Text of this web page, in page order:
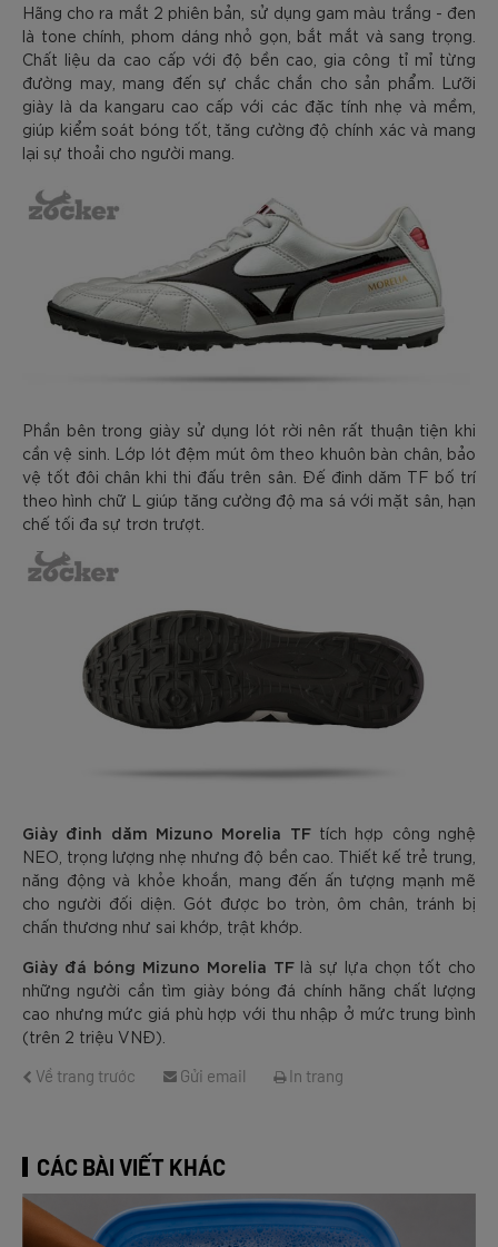
Hãng cho ra mắt 2 phiên bản, sử dụng gam màu trắng - đen
là tone chính, phom dáng nhỏ gọn, bắt mắt và sang trọng.
Chất liệu da cao cấp với độ bền cao, gia công tỉ mỉ từng
đường may, mang đến sự chắc chắn cho sản phẩm. Lưỡi
giày là da kangaru cao cấp với các đặc tính nhẹ và mềm,
giúp kiểm soát bóng tốt, tăng cường độ chính xác và mang
lại sự thoải cho người mang.
Phần bên trong giày sử dụng lót rời nên rất thuận tiện khi
cần vệ sinh. Lớp lót đệm mút ôm theo khuôn bàn chân, bảo
vệ tốt đôi chân khi thi đấu trên sân. Đế đinh dăm TF bố trí
theo hình chữ L giúp tăng cường độ ma sá với mặt sân, hạn
chế tối đa sự trơn trượt.
Giày đinh dăm Mizuno Morelia TFtích hợp công nghệ
NEO, trọng lượng nhẹ nhưng độ bền cao. Thiết kế trẻ trung,
năng động và khỏe khoắn, mang đến ấn tượng mạnh mẽ
cho người đối diện. Gót được bo tròn, ôm chân, tránh bị
chấn thương như sai khớp, trật khớp.
Giày đá bóng Mizuno Morelia TF là sự lựa chọn tốt cho
những người cần tìm giày bóng đá chính hãng chất lượng
cao nhưng mức giá phù hợp với thu nhập ở mức trung bình
(trên 2 triệu VNĐ).
Về trang trước
Gửi email In trang
CÁC BÀI VIẾT KHÁC